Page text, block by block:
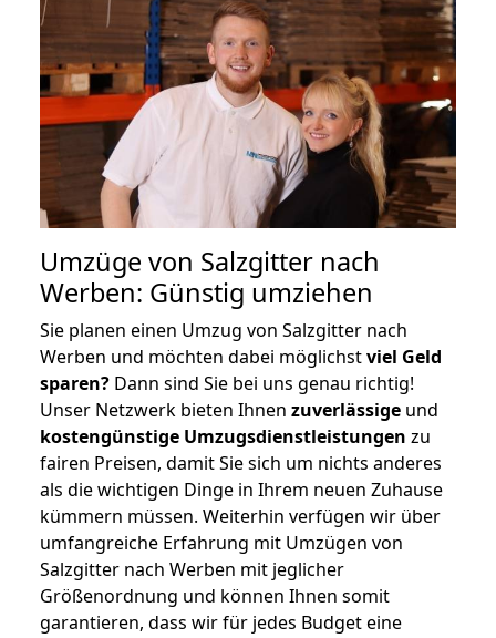
Umzüge von Salzgitter nach
Werben: Günstig umziehen
Sie planen einen Umzug von Salzgitter nach
Werben und möchten dabei möglichstviel Geld
sparen? Dann sind Sie bei uns genau richtig!
Unser Netzwerk bieten Ihnen zuverlässige und
kostengünstige Umzugsdienstleistungen zu
fairen Preisen, damit Sie sich um nichts anderes
als die wichtigen Dinge in Ihrem neuen Zuhause
kümmern müssen. Weiterhin verfügen wir über
umfangreiche Erfahrung mit Umzügen von
Salzgitter nach Werben mit jeglicher
Größenordnung und können Ihnen somit
garantieren, dass wir für jedes Budget eine